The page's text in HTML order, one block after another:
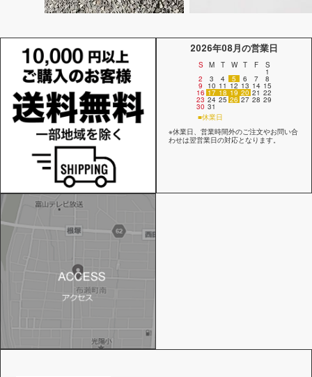
2026年08月の営業日
S M T W T F S
1
2 3 4 5 6 7 8
9 10 11 12 13 14 15
16 17 18 19 20 21 22
23 24 25 26 27 28 29
30 31
■休業日
※休業日、営業時間外のご注文やお問い合
わせは翌営業日の対応となります。